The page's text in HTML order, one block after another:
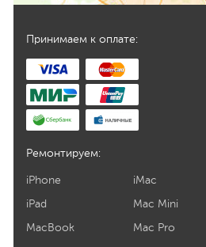
Принимаем к оплате:
Ремонтируем:
iPhone
iPad
MacBook
iMac
Mac Mini
Mac Pro